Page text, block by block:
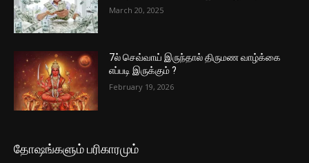
March 20, 2025
7ல் செவ்வாய் இருந்தால் திருமண வாழ்க்கை
எப்படி இருக்கும் ?
February 19, 2026
தோஷங்களும் பரிகாரமும்